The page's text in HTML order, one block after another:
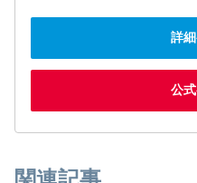
詳
公